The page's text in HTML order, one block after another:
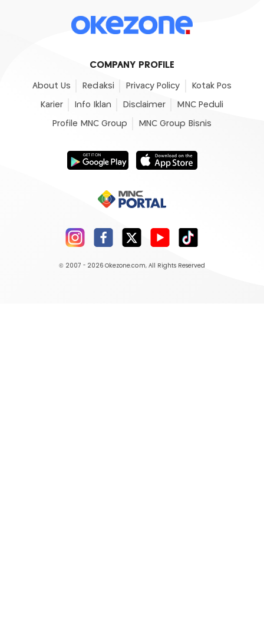
COMPANY PROFILE
About Us Redaksi Privacy Policy Kotak Pos
Karier Info Iklan Disclaimer MNC Peduli
Profile MNC Group MNC Group Bisnis
© 2007 - 2026 Okezone.com, All Rights Reserved